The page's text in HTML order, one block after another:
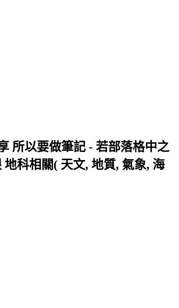
所以要做筆記 - 若部落格中之
科相關( 天文, 地質, 氣象, 海